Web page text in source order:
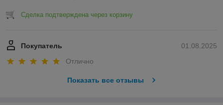
Сделка подтверждена через корзину
01.08.2025
Покупатель
Отлично
Показать все отзывы